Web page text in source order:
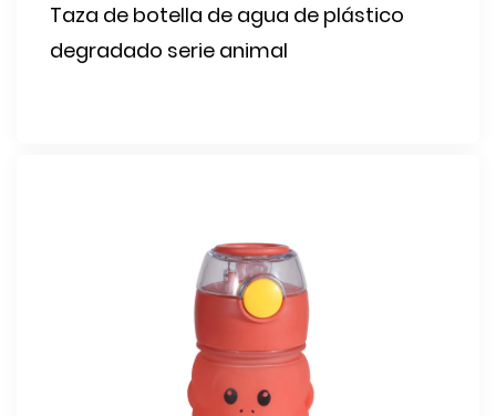
Taza de botella de agua de plástico
degradado serie animal